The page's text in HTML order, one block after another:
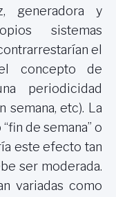
generadora y
sistemas
el
concepto de
periodicidad
semana, etc). La
de semana” o
este efecto tan
ser moderada.
variadas como